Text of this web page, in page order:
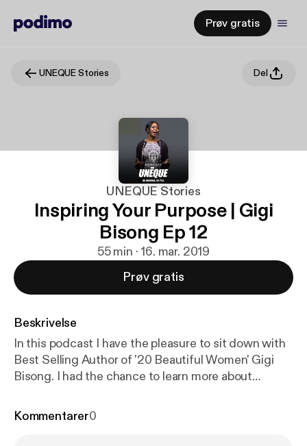
Prøv gratis
UNEQUE Stories Del
UNEQUE Stories
Inspiring Your Purpose | Gigi
Bisong Ep 12
55 min · 16. mar. 2019
Prøv gratis
Beskrivelse
In this podcast I have the pleasure to sit down with
Best Selling Author of '20 Beautiful Women' Gigi
Bisong. I had the chance to learn more about
author, and motivational speaker today. She has
Kommentarer0